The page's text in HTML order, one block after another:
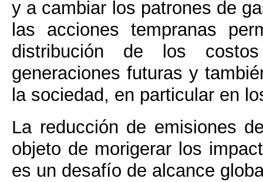
y a cambiar los patrones de
las acciones tempranas
distribución de los
generaciones futuras y
la sociedad, en particular en
La reducción de emisiones
objeto de morigerar los
es un desafío de alcance